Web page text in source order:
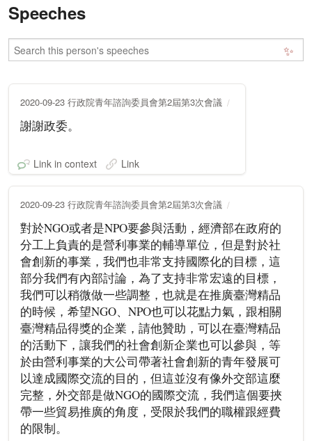
Speeches
✨
2020-09-23 行政院青年諮詢委員會第2屆第3次會議
謝謝政委。
Link in context Link
2020-09-23 行政院青年諮詢委員會第2屆第3次會議
對於NGO或者是NPO要參與活動，經濟部在政府的
分工上負責的是營利事業的輔導單位，但是對於社
會創新的事業，我們也非常支持國際化的目標，這
部分我們有內部討論，為了支持非常宏遠的目標，
我們可以稍微做一些調整，也就是在推廣臺灣精品
的時候，希望NGO、NPO也可以花點力氣，跟相關
臺灣精品得獎的企業，請他贊助，可以在臺灣精品
的活動下，讓我們的社會創新企業也可以參與，等
於由營利事業的大公司帶著社會創新的青年發展可
以達成國際交流的目的，但這並沒有像外交部這麼
完整，外交部是做NGO的國際交流，我們這個要挾
帶一些貿易推廣的角度，受限於我們的職權跟經費
的限制。